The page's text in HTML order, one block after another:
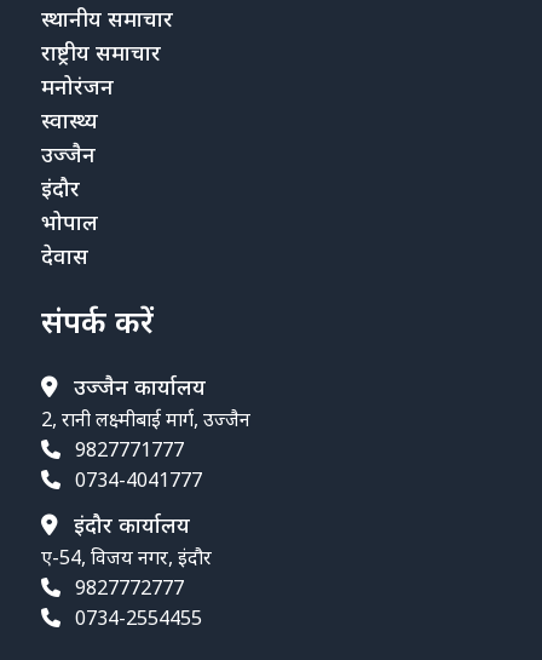
स्थानीय समाचार
राष्ट्रीय समाचार
मनोरंजन
स्वास्थ्य
उज्जैन
इंदौर
भोपाल
देवास
संपर्क करें
उज्जैन कार्यालय
2, रानी लक्ष्मीबाई मार्ग, उज्जैन
9827771777
0734-4041777
इंदौर कार्यालय
ए-54, विजय नगर, इंदौर
9827772777
0734-2554455